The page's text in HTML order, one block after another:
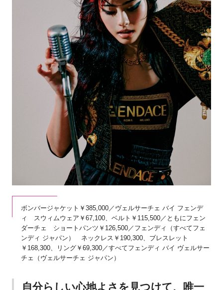
ボンバージャケット￥385,000／ヴェルサーチェ バイ フェンデ
ィ スウィムウェア￥67,100、ベルト￥115,500／ともにフェン
ダーチェ ショートパンツ￥126,500／フェンディ（すべてフェ
ンディ ジャパン） ネックレス￥190,300、ブレスレット
￥168,300、リング￥69,300／すべてフェンディ バイ ヴェルサー
チェ（ヴェルサーチェ ジャパン）
自分らしい心地よさを見つけて、唯一